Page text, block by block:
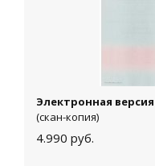
Электронная версия
(скан-копия)
4.990 руб.